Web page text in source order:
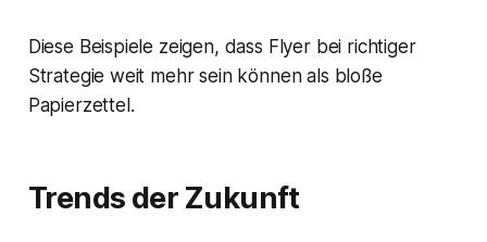
Diese Beispiele zeigen, dass Flyer bei richtiger
Strategie weit mehr sein können als bloße
Papierzettel.
Trends der Zukunft